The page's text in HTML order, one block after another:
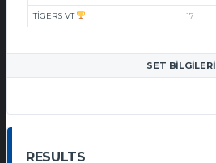
TIGERS VT 17
SET BILGILERI
RESULTS